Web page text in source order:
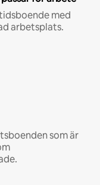
med
arbetsplats.
som är